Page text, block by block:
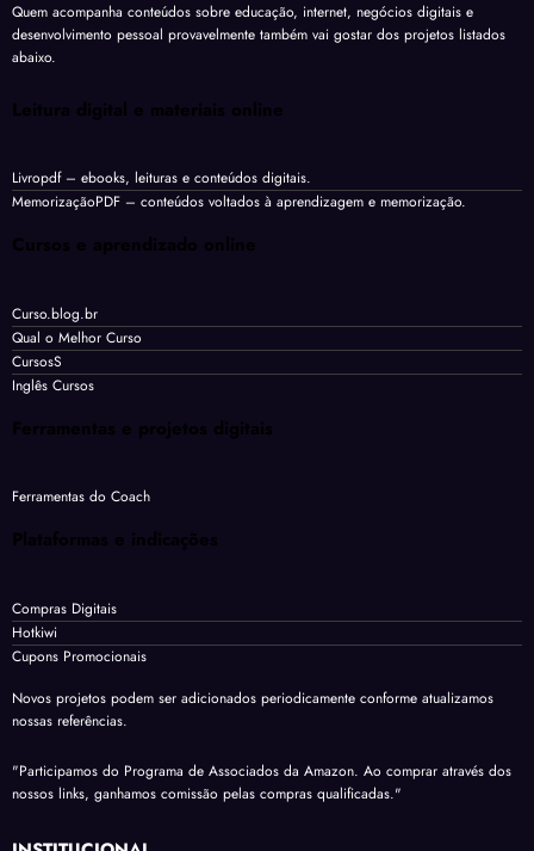
Quem acompanha conteúdos sobre educação, internet, negócios digitais e
desenvolvimento pessoal provavelmente também vai gostar dos projetos listados
abaixo.
Leitura digital e materiais online
Livropdf– ebooks, leituras e conteúdos digitais.
MemorizaçãoPDF – conteúdos voltados à aprendizagem e memorização.
Cursos e aprendizado online
Curso.blog.br
Qual o Melhor Curso
CursosS
Inglês Cursos
Ferramentas e projetos digitais
Ferramentas do Coach
Plataformas e indicações
Compras Digitais
Hotkiwi
Cupons Promocionais
Novos projetos podem ser adicionados periodicamente conforme atualizamos
nossas referências.
"Participamos do Programa de Associados da Amazon. Ao comprar através dos
nossos links, ganhamos comissão pelas compras qualificadas."